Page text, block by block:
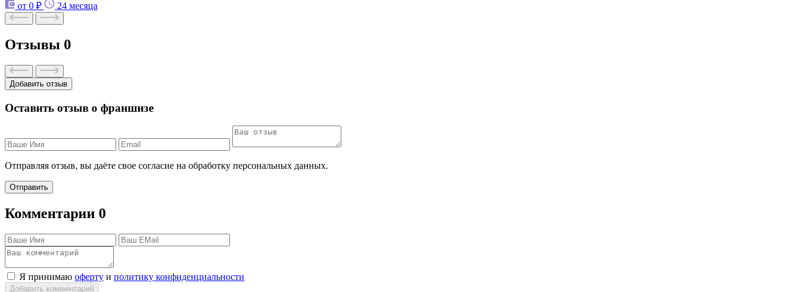
от 0 ₽
24 месяца
Отзывы 0
Добавить отзыв
Оставить отзыв о франшизе
Отправляя отзыв, вы даёте свое согласие на обработку персональных данных.
Отправить
Комментарии 0
Я принимаю оферту и политику конфиденциальности
Добавить комментарий